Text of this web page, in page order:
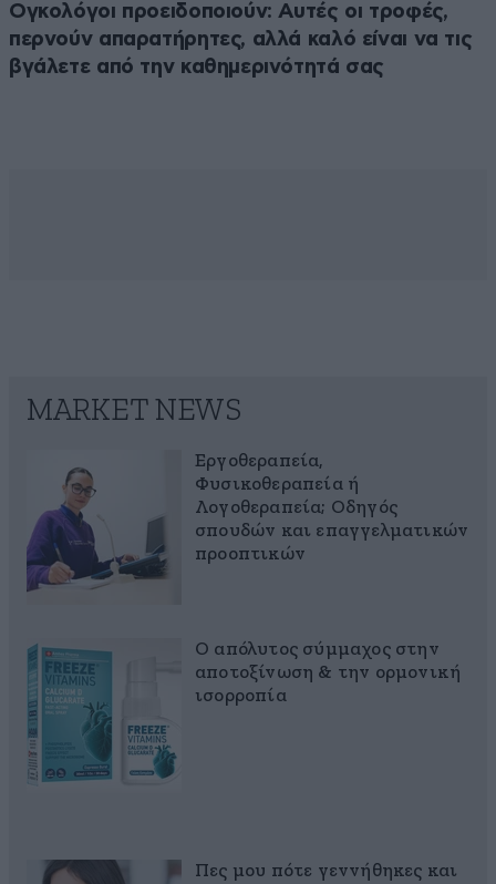
Ογκολόγοι προειδοποιούν: Αυτές οι τροφές,
περνούν απαρατήρητες, αλλά καλό είναι να τις
βγάλετε από την καθημερινότητά σας
MARKET NEWS
Εργοθεραπεία,
Φυσικοθεραπεία ή
Λογοθεραπεία; Οδηγός
σπουδών και επαγγελματικών
προοπτικών
Ο απόλυτος σύμμαχος στην
αποτοξίνωση & την ορμονική
ισορροπία
Πες μου πότε γεννήθηκες και